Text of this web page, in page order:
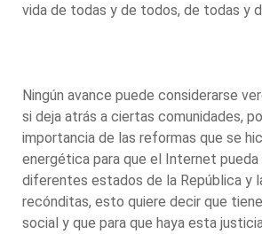
vida de todas y de todos, de todas y
Ningún avance puede considerarse
si deja atrás a ciertas comunidades,
importancia de las reformas que se
energética para que el Internet
diferentes estados de la República y
recónditas, esto quiere decir que
social y que para que haya esta